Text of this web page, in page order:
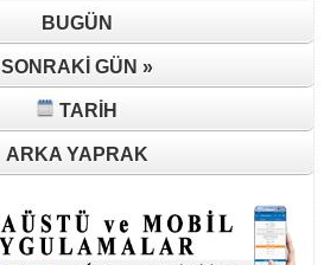
BUGÜN
SONRAKI GÜN »
TARIH
ARKA YAPRAK